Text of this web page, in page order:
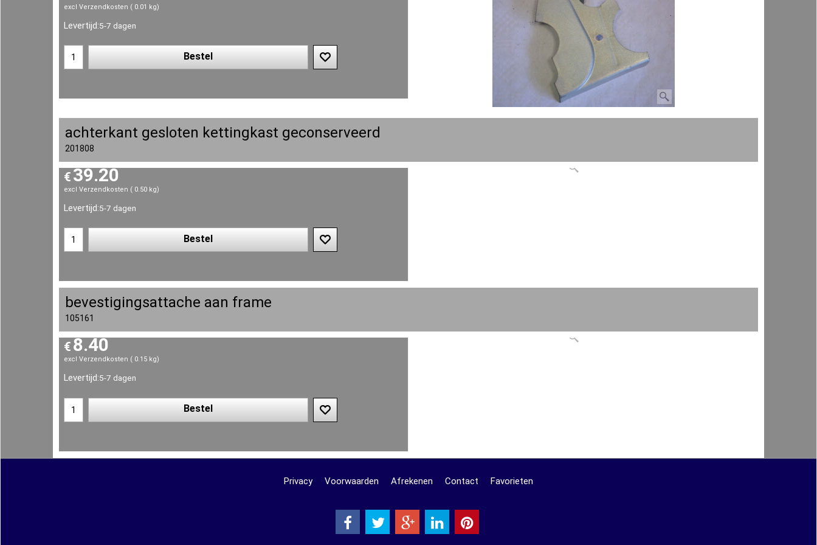
excl Verzendkosten 0.01 kg
Levertijd:5-7 dagen
Bestel
achterkant gesloten kettingkast geconserveerd
201808
€39.20
excl Verzendkosten 0.50 kg
Levertijd:5-7 dagen
Bestel
bevestigingsattache aan frame
105161
€8.40
excl Verzendkosten 0.15 kg
Levertijd:5-7 dagen
Bestel
Privacy Voorwaarden Afrekenen Contact Favorieten